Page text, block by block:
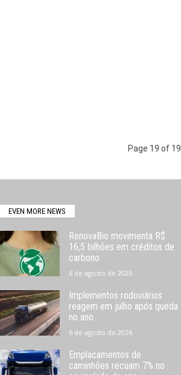
Page 19 of 19
EVEN MORE NEWS
RenovaBio movimenta R$
16,5 bilhões em créditos de
carbono
6 de agosto de 2026
Implementos rodoviários
reagem em julho após queda
no ano
6 de agosto de 2026
Emplacamentos de
caminhões recuam 7% no